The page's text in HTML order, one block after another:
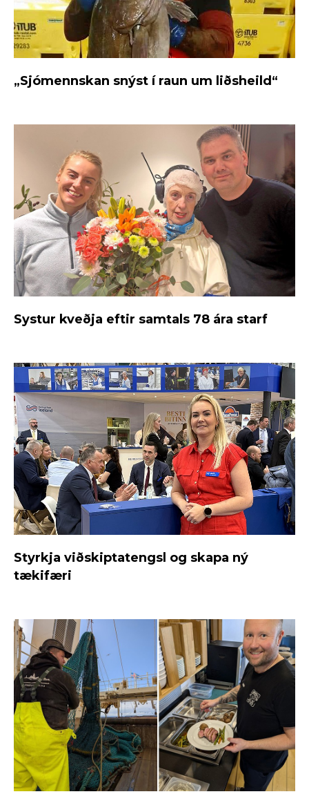
„Sjómennskan snýst í raun um liðsheild“
Systur kveðja eftir samtals 78 ára starf
Styrkja viðskiptatengsl og skapa ný
tækifæri